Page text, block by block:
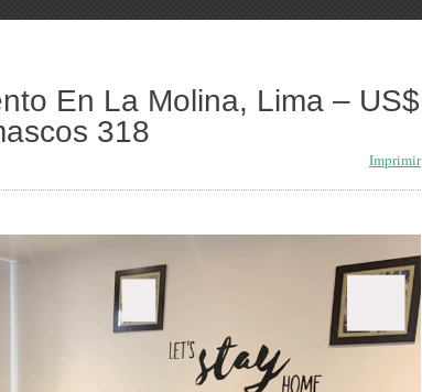
En La Molina, Lima – US$
318
Imprimir